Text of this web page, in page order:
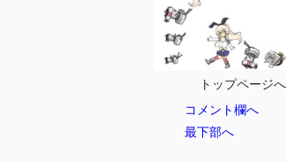
トップページへ
コメント欄へ
最下部へ